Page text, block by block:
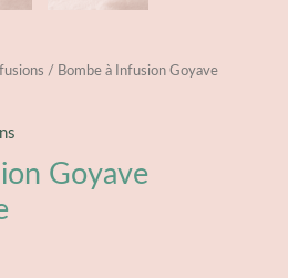
/ Bombe à Infusion Goyave
Goyave